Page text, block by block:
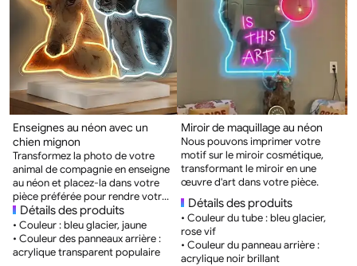
Enseignes au néon avec un
chien mignon
Transformez la photo de votre
animal de compagnie en enseigne
au néon et placez-la dans votre
pièce préférée pour rendre votre
pièce chaleureuse et unique.
• Couleur : bleu glacier, jaune
• Couleur des panneaux arrière :
acrylique transparent populaire
Détails des produits
Miroir de maquillage au néon
Nous pouvons imprimer votre
motif sur le miroir cosmétique,
transformant le miroir en une
œuvre d'art dans votre pièce.
• Couleur du tube : bleu glacier,
rose vif
• Couleur du panneau arrière :
acrylique noir brillant
Détails des produits